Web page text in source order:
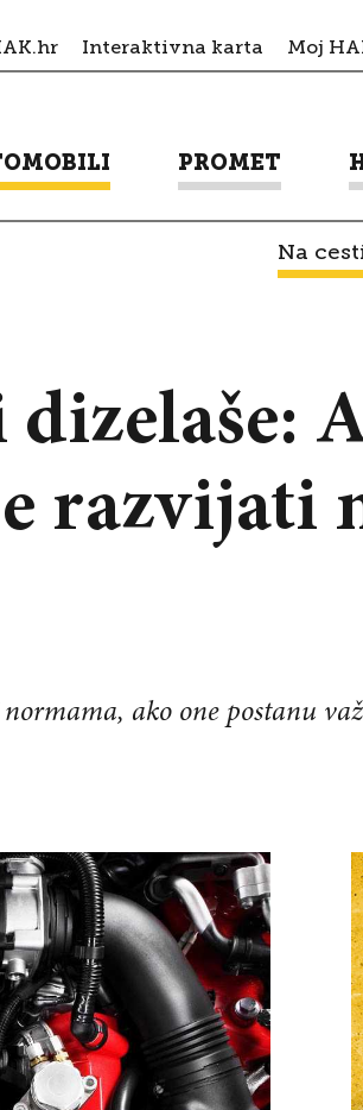
Interaktivna karta Moj
PROMET
Na
razvijati
ako one postanu